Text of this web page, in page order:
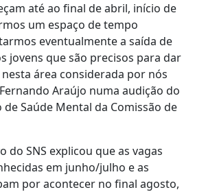
até ao final de abril, início de
um espaço de tempo
eventualmente a saída de
jovens que são precisos para dar
área considerada por nós
Araújo numa audição do
Saúde Mental da Comissão de
do SNS explicou que as vagas
em junho/julho e as
por acontecer no final agosto,